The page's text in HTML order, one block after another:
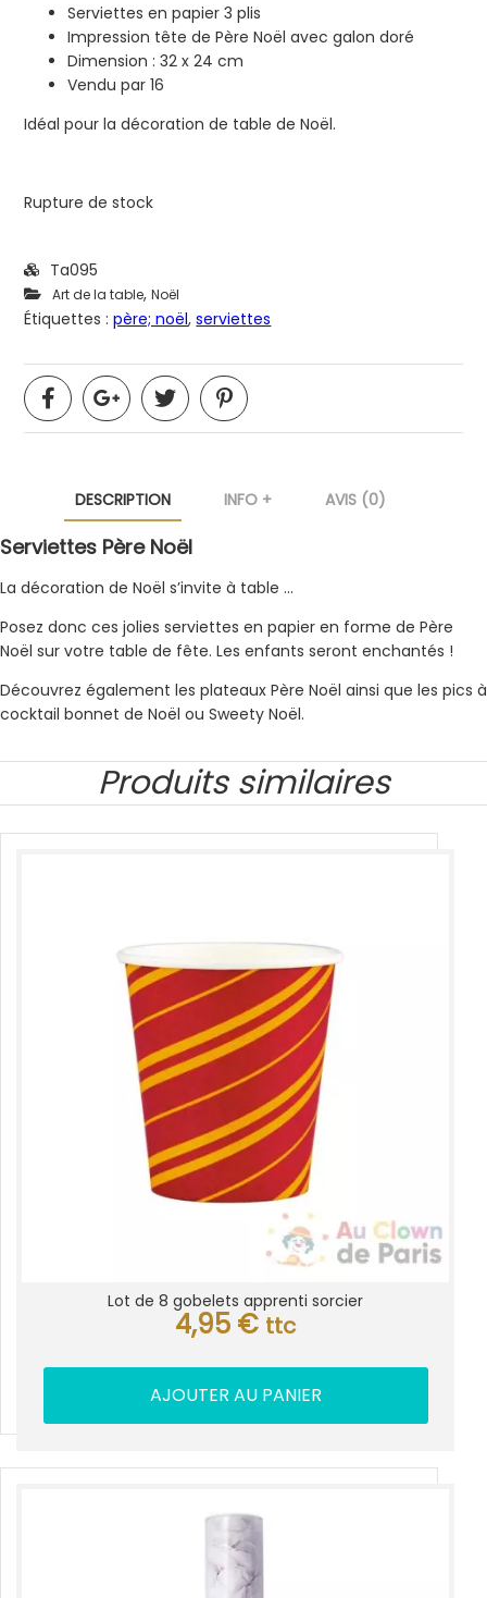
Serviettes en papier 3 plis
Impression tête de Père Noël avec galon doré
Dimension : 32 x 24 cm
Vendu par 16
Idéal pour la décoration de table de Noël.
Rupture de stock
Ta095
Art de la table,Noël
Étiquettes :père; noël,serviettes
DESCRIPTION INFO + AVIS (0)
Serviettes Père Noël
La décoration de Noël s’invite à table …
Posez donc ces jolies serviettes en papier en forme de Père
Noël sur votre table de fête. Les enfants seront enchantés !
Découvrez également les plateaux Père Noël ainsi que les pics à
cocktail bonnet de Noël ou Sweety Noël.
Produits similaires
Lot de 8 gobelets apprenti sorcier
4,95 € ttc
AJOUTER AU PANIER